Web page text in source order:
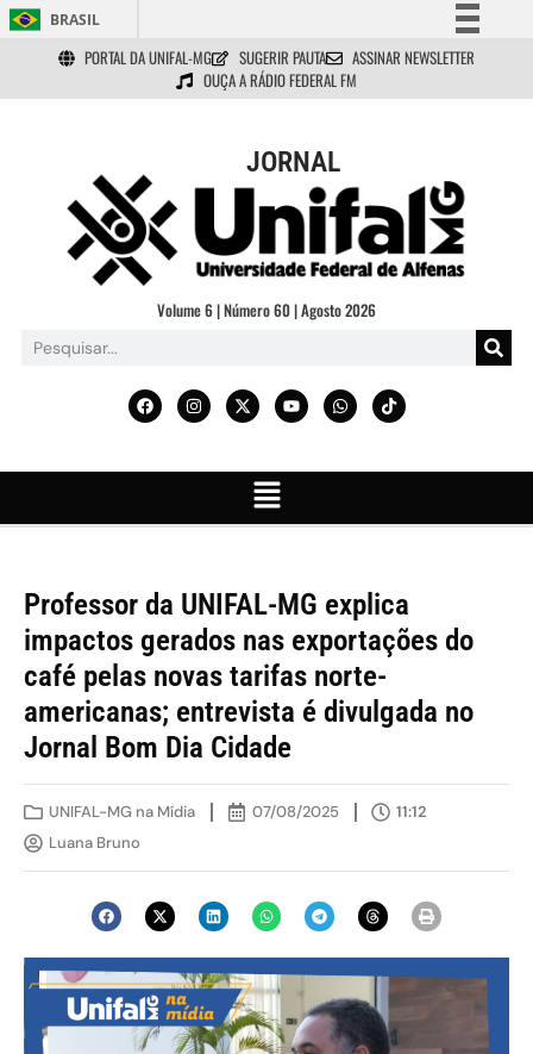
BRASIL
Simplifique!
Comunica BR
Acesso à informação
Legislação
Canais
PORTAL DA UNIFAL-MG SUGERIR PAUTA
ASSINAR NEWSLETTER
OUÇA A RÁDIO FEDERAL FM
JORNAL
Volume 6 | Número 60 | Agosto 2026
Professor da UNIFAL-MG explica
impactos gerados nas exportações do
café pelas novas tarifas norte-
americanas; entrevista é divulgada no
Jornal Bom Dia Cidade
UNIFAL-MG na Mídia 07/08/2025
11:12
Luana Bruno